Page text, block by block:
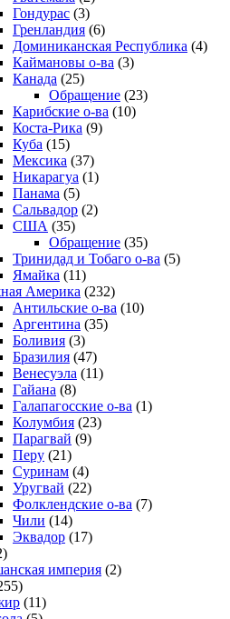
Гондурас (3)
Гренландия (6)
Доминиканская Республика (4)
Каймановы о-ва (3)
Канада (25)
Обращение (23)
Карибские о-ва (10)
Коста-Рика (9)
Куба (15)
Мексика (37)
Никарагуа (1)
Панама (5)
Сальвадор (2)
США (35)
Обращение (35)
Тринидад и Тобаго о-ва (5)
Ямайка (11)
Америка (232)
Антильские о-ва (10)
Аргентина (35)
Боливия (3)
Бразилия (47)
Венесуэла (11)
Гайана (8)
Галапагосские о-ва (1)
Колумбия (23)
Парагвай (9)
Перу (21)
Суринам (4)
Уругвай (22)
Фолклендские о-ва (7)
Чили (14)
Эквадор (17)
империя (2)
(11)